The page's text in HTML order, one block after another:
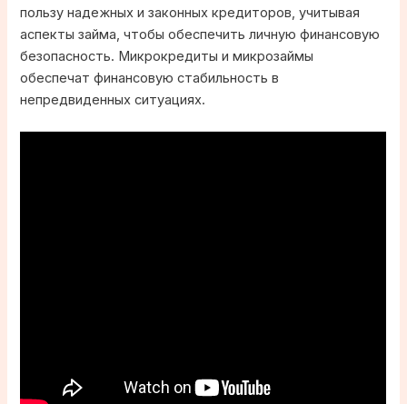
пользу надежных и законных кредиторов, учитывая
аспекты займа, чтобы обеспечить личную финансовую
безопасность. Микрокредиты и микрозаймы
обеспечат финансовую стабильность в
непредвиденных ситуациях.